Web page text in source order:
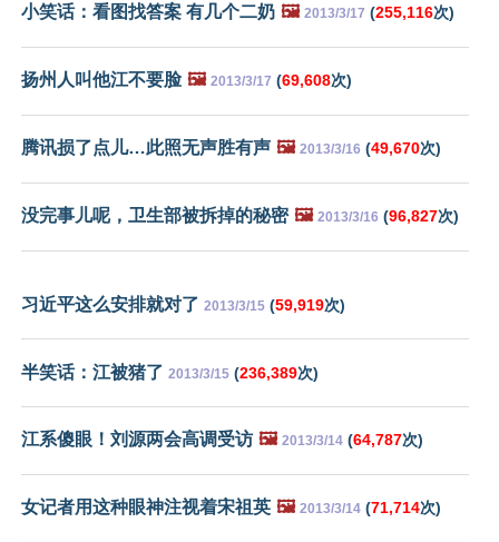
小笑话：看图找答案 有几个二奶 🖼️ 2013/3/17 (255,116次)
扬州人叫他江不要脸 🖼️ 2013/3/17 (69,608次)
腾讯损了点儿…此照无声胜有声 🖼️ 2013/3/16 (49,670次)
没完事儿呢，卫生部被拆掉的秘密 🖼️ 2013/3/16 (96,827次)
习近平这么安排就对了 2013/3/15 (59,919次)
半笑话：江被猪了 2013/3/15 (236,389次)
江系傻眼！刘源两会高调受访 🖼️ 2013/3/14 (64,787次)
女记者用这种眼神注视着宋祖英 🖼️ 2013/3/14 (71,714次)